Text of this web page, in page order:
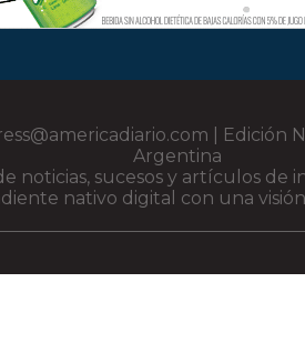
| Edición
Argentina
noticias, sucesos y artículos
nativo digital con una